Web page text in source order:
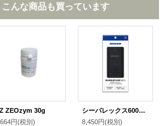
んな商品も買っています
ZEOzym 30g
円(税別)
シーパレックス600NEO
8,450円(税別)